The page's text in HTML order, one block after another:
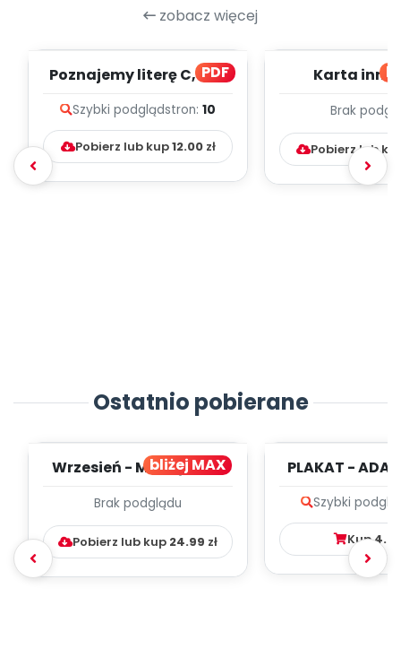
zobacz więcej
PDF
Poznajemy literę C, cz. 1
Szybki podglądstron: 10
Pobierz lub kup12.00zł
Karta
Brak
Pobierz lub
Ostatnio pobierane
bliżej MAX
Wrzesień - MIESIĘCZNY
WYCHOWAWCZO –
DYDAKTYC...
Brak podglądu
Pobierz lub kup 24.99 zł
PLAKAT -
Szybki
Kup